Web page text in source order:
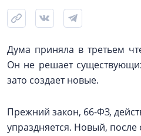
Дума приняла в третьем
Он не решает
зато создает новые.
Прежний закон, 66-ФЗ,
упраздняется. Новый, после